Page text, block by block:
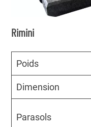
Rimini
Poids
Dimension
Parasols